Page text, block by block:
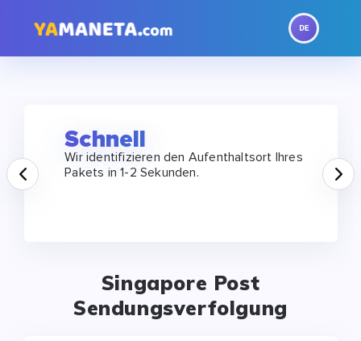
Schnell
Wir identifizieren den Aufenthaltsort Ihres
Pakets in 1-2 Sekunden.
Singapore Post
Sendungsverfolgung